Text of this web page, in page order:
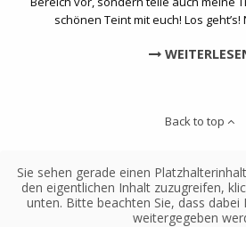
schönen Teint mit euch! Los
Back to top
Sie sehen gerade einen
den eigentlichen Inhalt zuzugreifen,
unten. Bitte beachten Sie, dass
weitergegeben